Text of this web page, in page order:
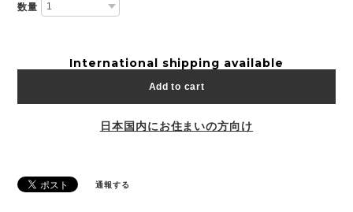
数量
International shipping available
Add to cart
日本国内にお住まいの方向け
通報する